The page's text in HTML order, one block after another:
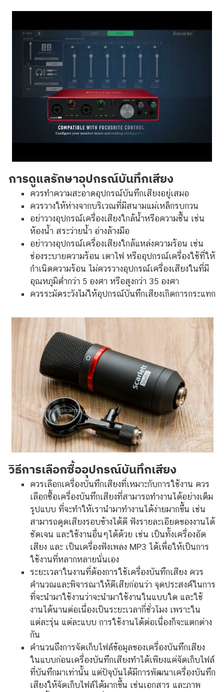
การดูแลรักษาอุปกรณ์บันทึกเสียง
ควรทำความสะอาดอุปกรณ์บันทึกเสียงอยู่เสมอ
ควรวางให้ห่างจากบริเวณที่มีสนามแม่เหล็กรบกวน
อย่าวางอุปกรณ์เครื่องเสียงใกล้น้ำหรือความชื้น เช่น
ห้องน้ำ สระว่ายน้ำ อ่างล้างมือ
อย่าวางอุปกรณ์เครื่องเสียงใกล้แหล่งความร้อน เช่น
ช่องระบายความร้อน เตาไฟ หรืออุปกรณ์เครื่องใช้ที่ให้
กำเนิดความร้อน ไม่ควรวางอุปกรณ์เครื่องเสียงในที่มี
อุณหภูมิต่ำกว่า 5 องศา หรือสูงกว่า 35 องศา
ควรระมัดระวังไม่ให้อุปกรณ์บันทึกเสียงเกิดการกระแทก
วิธีการเลือกซื้ออุปกรณ์บันทึกเสียง
ควรเลือกเครื่องบันทึกเสียงที่เหมาะกับการใช้งาน ควร
เลือกซื้อเครื่องบันทึกเสียงที่สามารถทำงานได้อย่างเต็ม
รูปแบบ ที่จะทำให้เรานำมาทำงานได้ง่ายมากขึ้น เช่น
สามารถดูดเสียงรอบข้างได้ดี ฟังรายละเอียดของงานได้
ชัดเจน และใช้งานอื่นๆได้ด้วย เช่น เป็นทั้งเครื่องอัด
เสียง และ เป็นเครื่องฟังเพลง MP3 ได้เพื่อให้เป็นการ
ใช้งานที่หลากหลายนั่นเอง
ระยะเวลาในงานที่ต้องการใช้เครื่องบันทึกเสียง ควร
คำนวณและพิจารณาให้ดีเสียก่อนว่า จุดประสงค์ในการ
ที่จะนำมาใช้งานว่าจะนำมาใช้งานในแบบใด และใช้
งานได้นานต่อเนื่องเป็นระยะเวลากี่ชั่วโมง เพราะใน
แต่ละรุ่น แต่ละแบบ การใช้งานได้ต่อเนื่องก็จะแตกต่าง
กัน
คำนวนถึงการจัดเก็บไฟล์ข้อมูลของเครื่องบันทึกเสียง
ในแบบก่อนเครื่องบันทึกเสียงทำได้เพียงแค่จัดเก็บไฟล์
ที่บันทึกมาเท่านั้น แต่ปัจุบันได้มีการพัฒนาเครื่องบันทึก
เสียงให้จัดเก็บไฟล์ได้มากขึ้น เช่นเอกสาร และภาพ